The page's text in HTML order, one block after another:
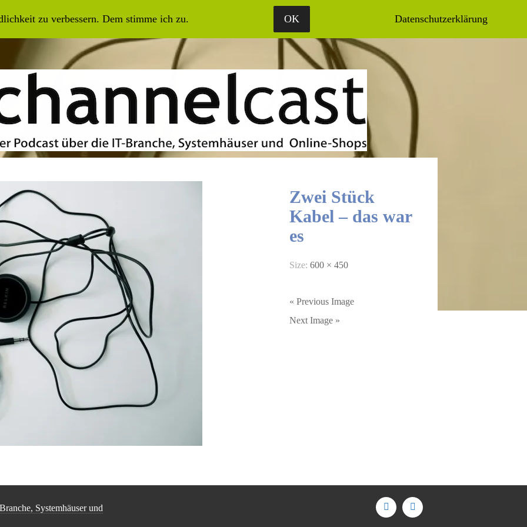
ARCHIV ALLER FOLGEN ÜBER UNS
Zwei Stück
Kabel – das war
es
Size: 600 × 450
« Previous Image
Next Image »
Systemhäuser und
zu verbessern. Dem stimme ich zu. OK Datenschutzerklärung